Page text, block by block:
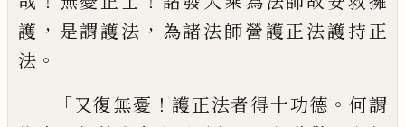
護 ， 是謂護法 ， 為諸法師營護正法護持正
法 。
「又復無憂 ！ 護正法者得十功德 。 何謂